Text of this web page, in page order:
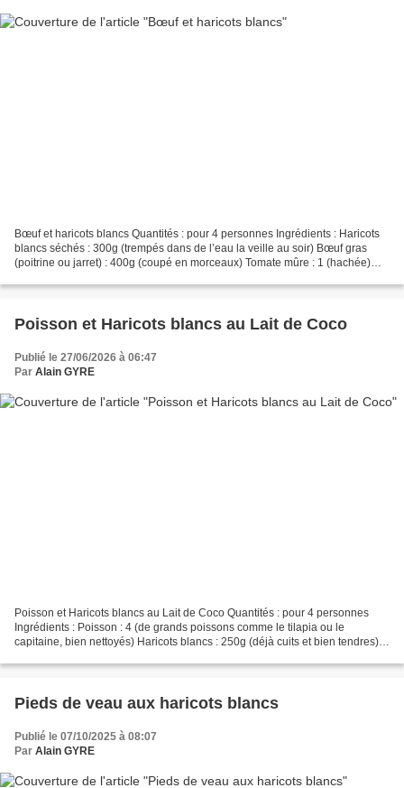
Bœuf et haricots blancs Quantités : pour 4 personnes Ingrédients : Haricots
blancs séchés : 300g (trempés dans de l’eau la veille au soir) Bœuf gras
(poitrine ou jarret) : 400g (coupé en morceaux) Tomate mûre : 1 (hachée)
Poisson et Haricots blancs au Lait de Coco
Publié le 27/06/2026 à 06:47
Par Alain GYRE
Poisson et Haricots blancs au Lait de Coco Quantités : pour 4 personnes
Ingrédients : Poisson : 4 (de grands poissons comme le tilapia ou le
capitaine, bien nettoyés) Haricots blancs : 250g (déjà cuits et bien tendres)
Pieds de veau aux haricots blancs
Publié le 07/10/2025 à 08:07
Par Alain GYRE